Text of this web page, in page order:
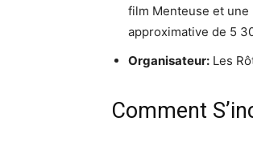
film Menteuse et une
approximative de 5
Organisateur: Les
Comment